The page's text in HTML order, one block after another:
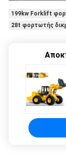
199kw Forklift
28t φορτωτής